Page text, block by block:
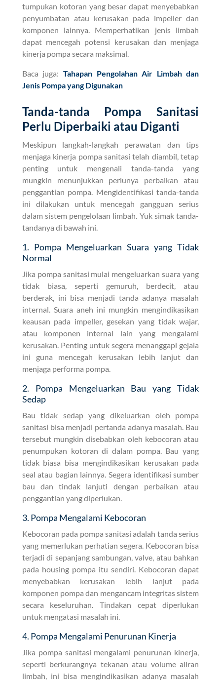
tumpukan kotoran yang besar dapat menyebabkan
penyumbatan atau kerusakan pada impeller dan
komponen lainnya. Memperhatikan jenis limbah
dapat mencegah potensi kerusakan dan menjaga
kinerja pompa secara maksimal.
Baca juga: Tahapan Pengolahan Air Limbah dan
Jenis Pompa yang Digunakan
Tanda-tanda Pompa Sanitasi
Perlu Diperbaiki atau Diganti
Meskipun langkah-langkah perawatan dan tips
menjaga kinerja pompa sanitasi telah diambil, tetap
penting untuk mengenali tanda-tanda yang
mungkin menunjukkan perlunya perbaikan atau
penggantian pompa. Mengidentifikasi tanda-tanda
ini dilakukan untuk mencegah gangguan serius
dalam sistem pengelolaan limbah. Yuk simak tanda-
tandanya di bawah ini.
1. Pompa Mengeluarkan Suara yang Tidak
Normal
Jika pompa sanitasi mulai mengeluarkan suara yang
tidak biasa, seperti gemuruh, berdecit, atau
berderak, ini bisa menjadi tanda adanya masalah
internal. Suara aneh ini mungkin mengindikasikan
keausan pada impeller, gesekan yang tidak wajar,
atau komponen internal lain yang mengalami
kerusakan. Penting untuk segera menanggapi gejala
ini guna mencegah kerusakan lebih lanjut dan
menjaga performa pompa.
2. Pompa Mengeluarkan Bau yang Tidak
Sedap
Bau tidak sedap yang dikeluarkan oleh pompa
sanitasi bisa menjadi pertanda adanya masalah. Bau
tersebut mungkin disebabkan oleh kebocoran atau
penumpukan kotoran di dalam pompa. Bau yang
tidak biasa bisa mengindikasikan kerusakan pada
seal atau bagian lainnya. Segera identifikasi sumber
bau dan tindak lanjuti dengan perbaikan atau
penggantian yang diperlukan.
3. Pompa Mengalami Kebocoran
Kebocoran pada pompa sanitasi adalah tanda serius
yang memerlukan perhatian segera. Kebocoran bisa
terjadi di sepanjang sambungan, valve, atau bahkan
pada housing pompa itu sendiri. Kebocoran dapat
menyebabkan kerusakan lebih lanjut pada
komponen pompa dan mengancam integritas sistem
secara keseluruhan. Tindakan cepat diperlukan
untuk mengatasi masalah ini.
4. Pompa Mengalami Penurunan Kinerja
Jika pompa sanitasi mengalami penurunan kinerja,
seperti berkurangnya tekanan atau volume aliran
limbah, ini bisa mengindikasikan adanya masalah